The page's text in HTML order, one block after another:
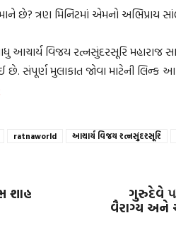
છે? ત્રણ મિનિટમાં એમનો અભિપ્રાય
આચાર્ય વિજય રત્નસુંદરસૂરિ મહારાજ
છે. સંપૂર્ણ મુલાકાત જોવા માટેની લિન્ક આ
ratnaworld આચાર્ય વિજય રત્નસુંદરસૂરિ
શાહ ગુરુદેવે
વૈરાગ્ય અને